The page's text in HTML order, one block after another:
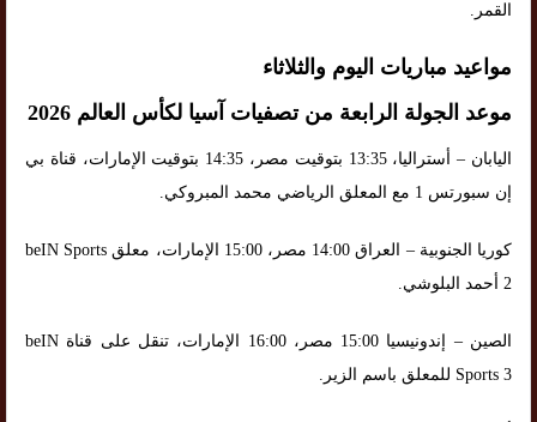
القمر.
مواعيد مباريات اليوم والثلاثاء
موعد الجولة الرابعة من تصفيات آسيا لكأس العالم 2026
اليابان – أستراليا، 13:35 بتوقيت مصر، 14:35 بتوقيت الإمارات، قناة بي
إن سبورتس 1 مع المعلق الرياضي محمد المبروكي.
كوريا الجنوبية – العراق 14:00 مصر، 15:00 الإمارات، معلق beIN Sports
2 أحمد البلوشي.
الصين – إندونيسيا 15:00 مصر، 16:00 الإمارات، تنقل على قناة beIN
Sports 3 للمعلق باسم الزير.